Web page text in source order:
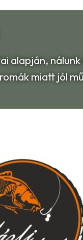
alapján,
miatt jól